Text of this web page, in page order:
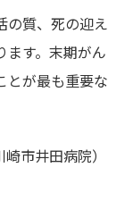
の質、死の迎え
ます。末期がん
とが最も重要な
市井田病院）